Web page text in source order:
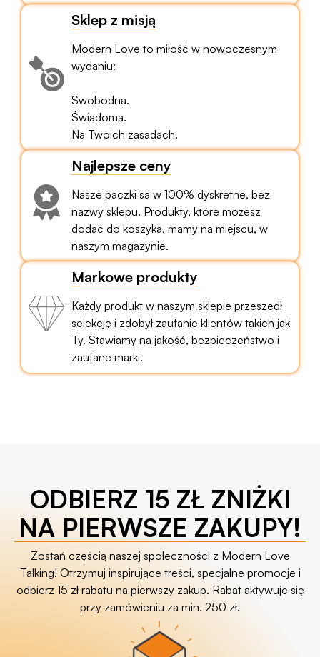
Sklep z misją
Modern Love to miłość w nowoczesnym
wydaniu:
Swobodna.
Świadoma.
Na Twoich zasadach.
Najlepsze ceny
Nasze paczki są w 100% dyskretne, bez
nazwy sklepu. Produkty, które możesz
dodać do koszyka, mamy na miejscu, w
naszym magazynie.
Markowe produkty
Każdy produkt w naszym sklepie przeszedł
selekcję i zdobył zaufanie klientów takich jak
Ty. Stawiamy na jakość, bezpieczeństwo i
zaufane marki.
ODBIERZ 15 ZŁ ZNIŻKI
NA PIERWSZE ZAKUPY!
Zostań częścią naszej społeczności z Modern Love
Talking! Otrzymuj inspirujące treści, specjalne promocje i
odbierz 15 zł rabatu na pierwszy zakup. Rabat aktywuje się
przy zamówieniu za min. 250 zł.